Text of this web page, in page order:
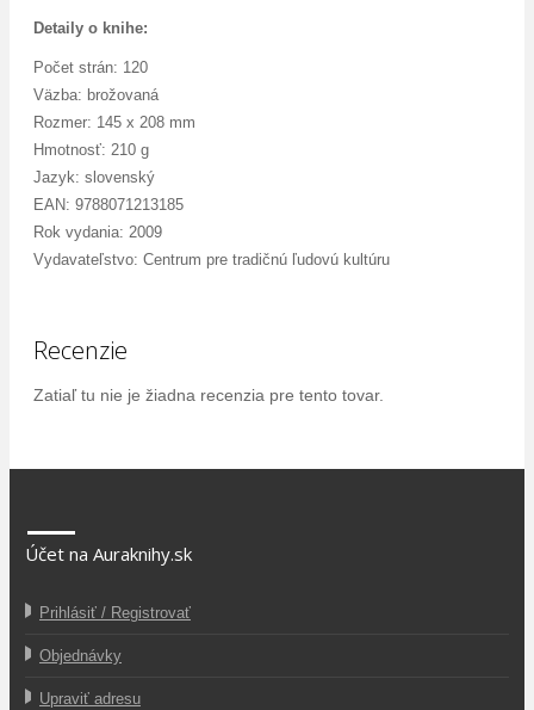
Detaily o knihe:
Počet strán: 120
Väzba: brožovaná
Rozmer: 145 x 208 mm
Hmotnosť: 210 g
Jazyk: slovenský
EAN: 9788071213185
Rok vydania: 2009
Vydavateľstvo: Centrum pre tradičnú ľudovú kultúru
Recenzie
Zatiaľ tu nie je žiadna recenzia pre tento tovar.
Účet na Auraknihy.sk
Prihlásiť / Registrovať
Objednávky
Upraviť adresu